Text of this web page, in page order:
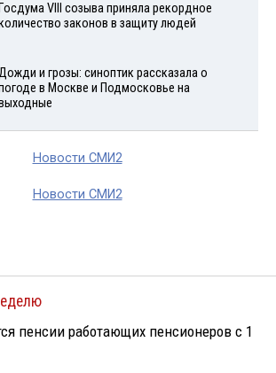
VIII созыва приняла рекордное
законов в защиту людей
и грозы: синоптик рассказала о
в Москве и Подмосковье на
Новости СМИ2
Новости СМИ2
пенсии работающих пенсионеров с 1